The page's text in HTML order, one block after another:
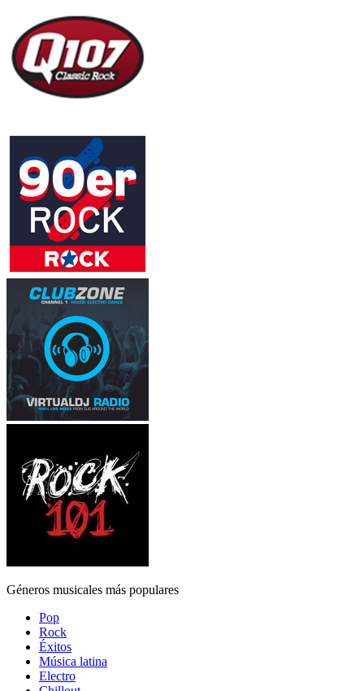
Géneros musicales más populares
Pop
Rock
Éxitos
Música latina
Electro